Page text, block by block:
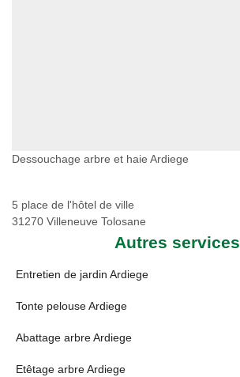
Dessouchage arbre et haie Ardiege
5 place de l'hôtel de ville
31270 Villeneuve Tolosane
Autres services
Entretien de jardin Ardiege
Tonte pelouse Ardiege
Abattage arbre Ardiege
Etêtage arbre Ardiege